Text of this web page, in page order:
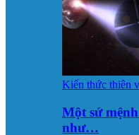
Kiến thức thiên
Một sứ
như…